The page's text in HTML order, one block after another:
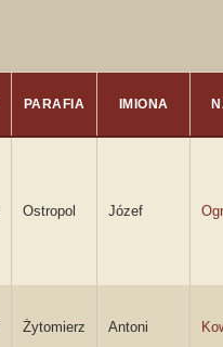
PARAFIA IMIONA
Ostropol Józef
Żytomierz Antoni